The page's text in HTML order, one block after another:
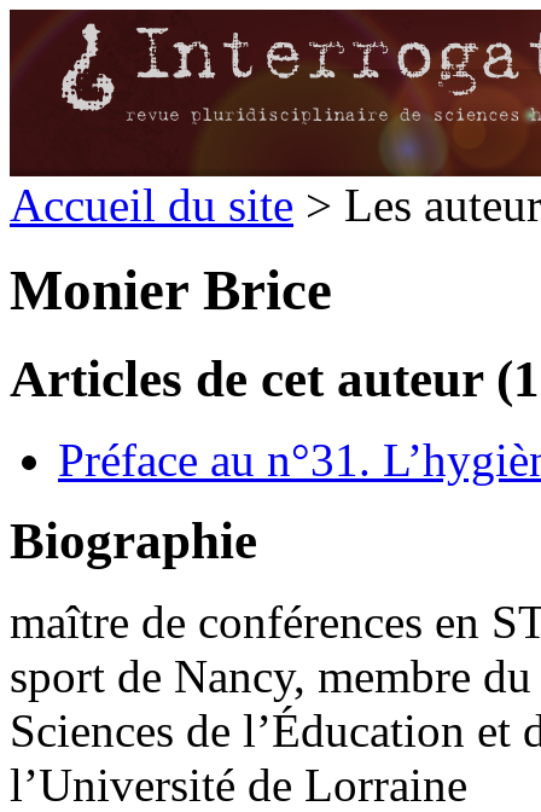
Accueil du site > Les
Monier Brice
Articles de cet auteur
Préface au n°31.
Biographie
maître de conférences en
sport de Nancy, membre
Sciences de l’Éducation
l’Université de Lorraine